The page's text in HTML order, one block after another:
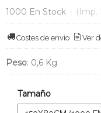
1000 En Stock - (Imp.
Costes de envío Ver
Peso: 0,6 Kg
Tamaño